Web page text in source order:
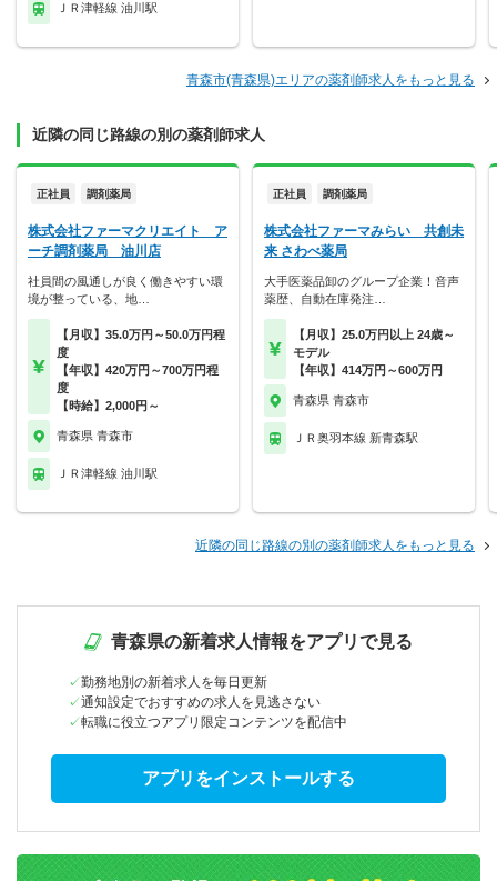
ＪＲ津軽線 油川駅
青森市(青森県)エリアの薬剤師求人をもっと見る
近隣の同じ路線の別の薬剤師求人
正社員 調剤薬局
株式会社ファーマクリエイト ア
ーチ調剤薬局 油川店
社員間の風通しが良く働きやすい環
境が整っている、地…
【月収】35.0万円～50.0万円程
度
【年収】420万円～700万円程
度
【時給】2,000円～
青森県 青森市
ＪＲ津軽線 油川駅
正社員 調剤薬局
株式会社ファーマみらい 共創未
来 さわべ薬局
大手医薬品卸のグループ企業！音声
薬歴、自動在庫発注…
【月収】25.0万円以上 24歳～
モデル
【年収】414万円～600万円
青森県 青森市
ＪＲ奥羽本線 新青森駅
近隣の同じ路線の別の薬剤師求人をもっと見る
青森県の新着求人情報をアプリで見る
勤務地別の新着求人を毎日更新
通知設定でおすすめの求人を見逃さない
転職に役立つアプリ限定コンテンツを配信中
アプリをインストールする